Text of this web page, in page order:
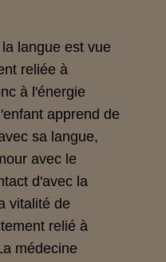
langue est vue
reliée à
à l'énergie
apprend de
sa langue,
avec le
d'avec la
vitalité de
relié à
médecine